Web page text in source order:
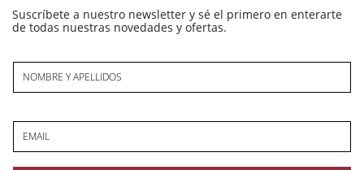
Suscríbete a nuestro newsletter y sé el primero en enterarte
de todas nuestras novedades y ofertas.
NOMBRE Y APELLIDOS
EMAIL